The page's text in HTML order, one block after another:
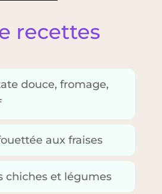
recettes
douce, fromage,
aux fraises
chiches et légumes